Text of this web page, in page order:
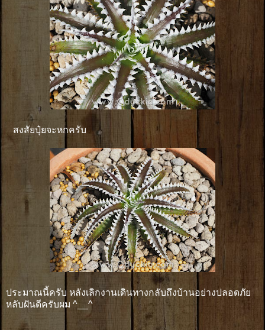
สงสัยปุ๋ยจะหกครับ
ประมาณนี้ครับ หลังเลิกงานเดินทางกลับถึงบ้านอย่างปลอดภัย
หลับฝันดีครับผม ^__^